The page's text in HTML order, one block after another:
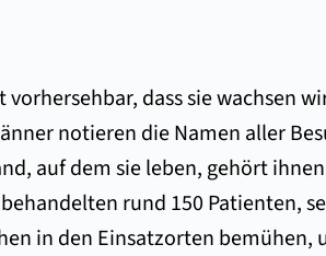
vorhersehbar, dass sie wachsen
notieren die Namen aller
auf dem sie leben, gehört
rund 150 Patienten,
in den Einsatzorten